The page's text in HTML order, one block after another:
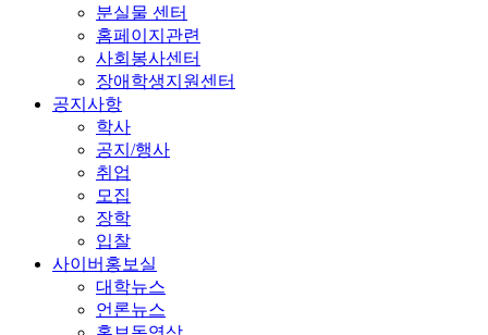
분실물 센터
홈페이지관련
사회봉사센터
장애학생지원센터
공지사항
학사
공지/행사
취업
모집
장학
입찰
사이버홍보실
대학뉴스
언론뉴스